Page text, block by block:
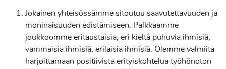
Jokainen yhteisössämme sitoutuu saavutettavuuden ja
moninaisuuden edistämiseen. Palkkaamme
joukkoomme eritaustaisia, eri kieltä puhuvia ihmisiä,
vammaisia ihmisiä, erilaisia ihmisiä. Olemme valmiita
harjoittamaan positiivista erityiskohtelua työhönoton